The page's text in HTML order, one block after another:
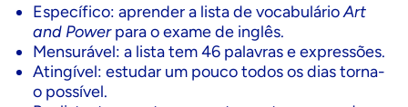
Específico: aprender a lista de vocabulárioArt
and Powerpara o exame de inglês.
Mensurável: a lista tem 46 palavras e expressões.
Atingível: estudar um pouco todos os dias torna-
o possível.